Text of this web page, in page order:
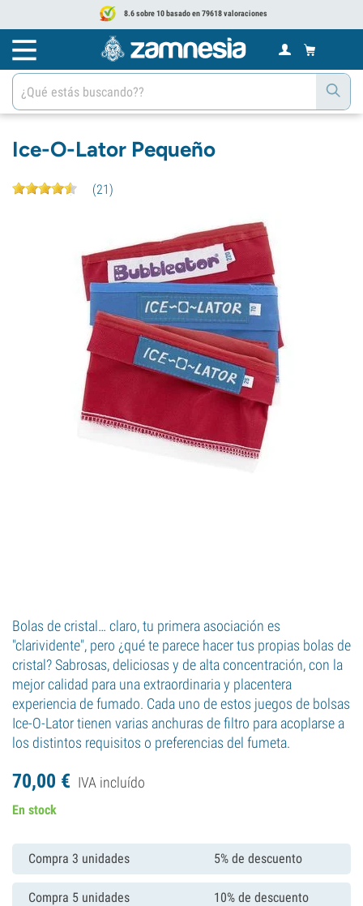
8.6 sobre 10 basado en 79618 valoraciones
Ice-O-Lator Pequeño
(21)
Bolas de cristal… claro, tu primera asociación es
"clarividente", pero ¿qué te parece hacer tus propias bolas de
cristal? Sabrosas, deliciosas y de alta concentración, con la
mejor calidad para una extraordinaria y placentera
experiencia de fumado. Cada uno de estos juegos de bolsas
Ice-O-Lator tienen varias anchuras de filtro para acoplarse a
los distintos requisitos o preferencias del fumeta.
70,00 € IVA incluído
En stock
Compra 3 unidades 5% de descuento
Compra 5 unidades 10% de descuento